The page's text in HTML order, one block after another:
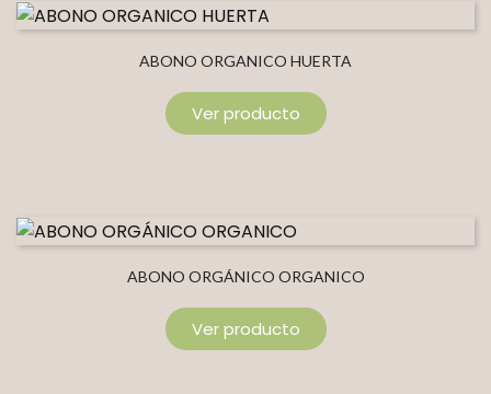
ABONO ORGANICO HUERTA
Ver producto
ABONO ORGÁNICO ORGANICO
Ver producto